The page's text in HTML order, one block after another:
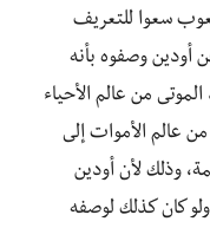
سعوا للتعريف
أودين وصفوه بأنه
من عالم الأحياء
عالم الأموات إلى
مهمة، وذلك لأن أودين
كان كذلك لوصفه